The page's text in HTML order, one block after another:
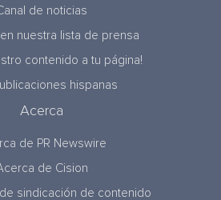
de noticias
nuestra lista de prensa
contenido a tu página!
hispanas
Acerca
de PR Newswire
de Cision
sindicación de contenido